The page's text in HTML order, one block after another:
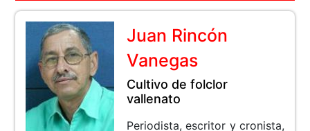
Juan Rincón
Vanegas
Cultivo de folclor
vallenato
Periodista, escritor y cronista,